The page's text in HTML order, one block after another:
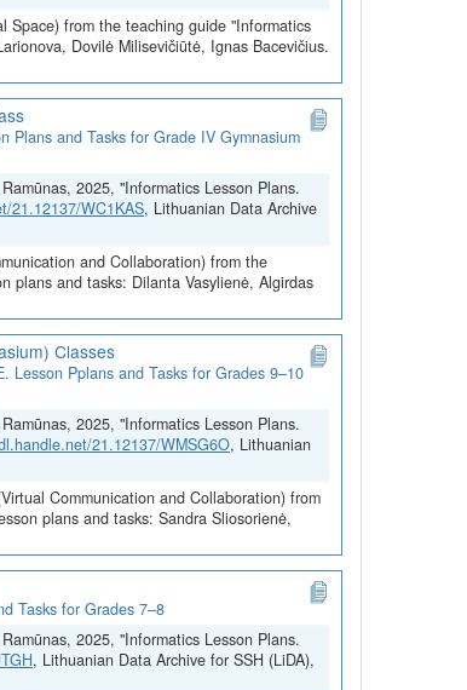
from the teaching guide "Informatics
Dovilė Milisevičiūtė, Ignas Bacevičius.
Plans and Tasks for Grade IV Gymnasium
2025, "Informatics Lesson Plans.
21.12137/WC1KAS, Lithuanian Data Archive
and Collaboration) from the
plans and tasks: Dilanta Vasylienė, Algirdas
Classes
Lesson Pplans and Tasks for Grades 9–10
2025, "Informatics Lesson Plans.
21.12137/WMSG6O, Lithuanian
Communication and Collaboration) from
plans and tasks: Sandra Sliosorienė,
Tasks for Grades 7–8
2025, "Informatics Lesson Plans.
, Lithuanian Data Archive for SSH (LiDA),